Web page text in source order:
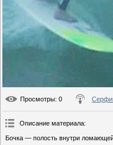
Просмотры: 0
Описание материала:
Бочка — полость внутри